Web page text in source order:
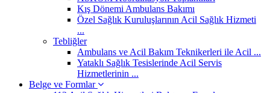
Kış Dönemi Ambulans Bakımı
Özel Sağlık Kuruluşlarının Acil Sağlık Hizmeti
...
Tebliğler
Ambulans ve Acil Bakım Teknikerleri ile Acil ...
Yataklı Sağlık Tesislerinde Acil Servis
Hizmetlerinin ...
Belge ve Formlar